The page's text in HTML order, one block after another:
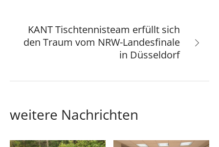
KANT Tischtennisteam erfüllt sich
den Traum vom NRW-Landesfinale
in Düsseldorf
weitere Nachrichten